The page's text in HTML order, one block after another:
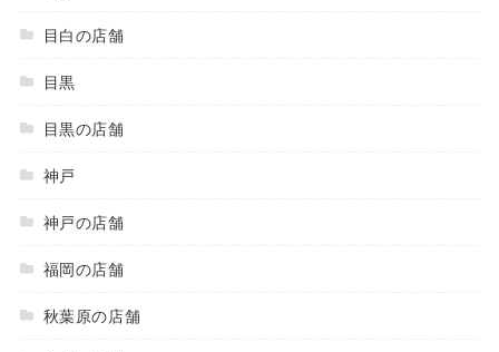
目白の店舗
目黒
目黒の店舗
神戸
神戸の店舗
福岡の店舗
秋葉原の店舗